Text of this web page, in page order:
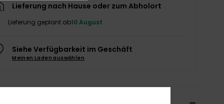
Lieferung nach Hause oder zum Abholort
Lieferung geplant ab10 August
Siehe Verfügbarkeit im Geschäft
Meinen Laden auswählen